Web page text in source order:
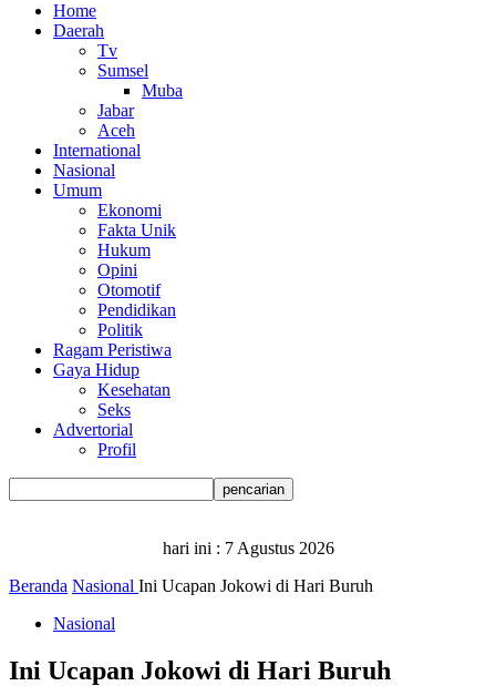
Home
Daerah
Tv
Sumsel
Muba
Jabar
Aceh
International
Nasional
Umum
Ekonomi
Fakta Unik
Hukum
Opini
Otomotif
Pendidikan
Politik
Ragam Peristiwa
Gaya Hidup
Kesehatan
Seks
Advertorial
Profil
hari ini : 7 Agustus 2026
Beranda Nasional Ini Ucapan Jokowi di Hari Buruh
Nasional
Ini Ucapan Jokowi di Hari Buruh